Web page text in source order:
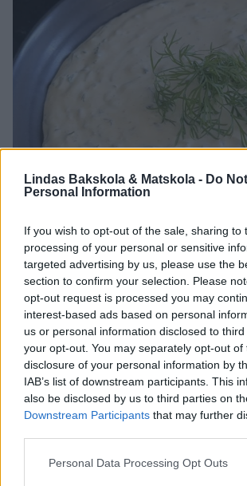
Lindas Bakskola & Matskola - Do
Personal Information
If you wish to opt-out of the sale, sharing to
processing of your personal or sensitive
targeted advertising by us, please use the
section to confirm your selection. Please
opt-out request is processed you may
interest-based ads based on personal
us or personal information disclosed to
your opt-out. You may separately opt-out of
disclosure of your personal information by
IAB’s list of downstream participants. This
also be disclosed by us to third parties on
Downstream Participants that may further
Personal Data Processing Opt Outs